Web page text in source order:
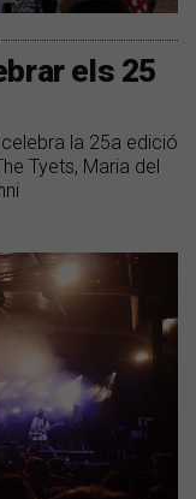
els 25
la 25a edició
Tyets, Maria del